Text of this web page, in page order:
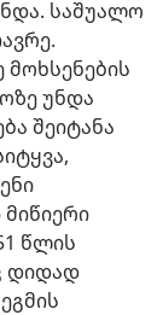
საშუალო
მოხსენების
უნდა
შეიტანა
წლის
დიდად